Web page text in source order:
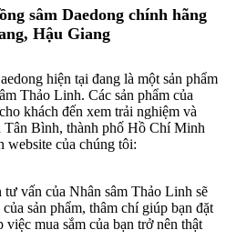
sâm Daedong chính hãng
Hậu Giang
hiện tại đang là một sản phẩm
Thảo Linh. Các sản phẩm của
khách đến xem trải nghiệm và
Tân Bình, thành phố Hồ Chí Minh
website của chúng tôi:
vấn của Nhân sâm Thảo Linh sẽ
sản phẩm, thâm chí giúp bạn đặt
mua sắm của bạn trở nên thật